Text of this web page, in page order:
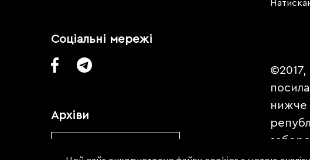
Соціальні мережі
Архіви
нижче